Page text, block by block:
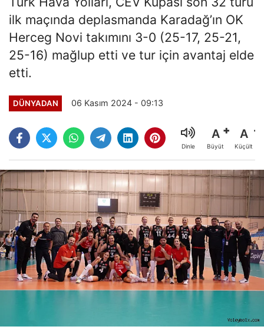
ilk maçında deplasmanda Karadağ’ın OK
Herceg Novi takımını 3-0 (25-17, 25-21,
25-16) mağlup etti ve tur için avantaj elde
etti.
DÜNYADAN 06 Kasım 2024 - 09:13
Dinle
A
Büyüt
A
Küçült